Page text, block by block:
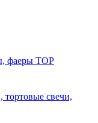
фаеры TOP
тортовые свечи,